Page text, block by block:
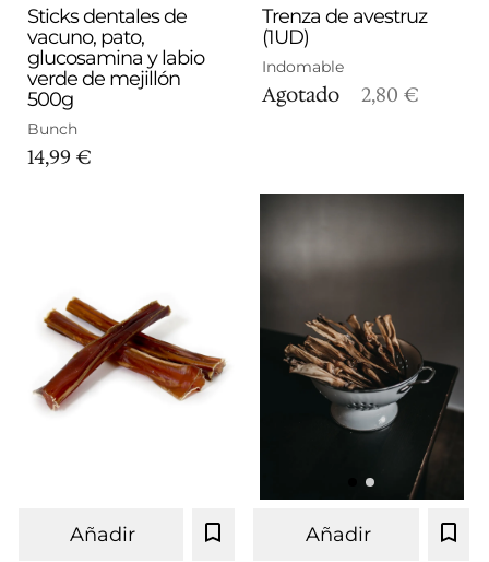
Sticks dentales de
vacuno, pato,
glucosamina y labio
verde de mejillón
500g
Bunch
14,99 €
Trenza de avestruz
(1UD)
Indomable
Agotado 2,80 €
Añadir
Añadir